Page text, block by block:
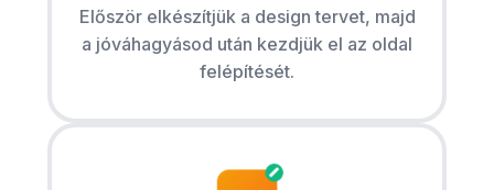
Először elkészítjük a design tervet, majd
a jóváhagyásod után kezdjük el az oldal
felépítését.